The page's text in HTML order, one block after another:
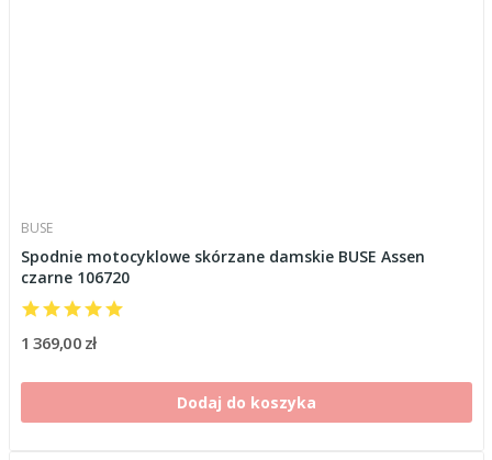
BUSE
Spodnie motocyklowe skórzane damskie BUSE Assen
czarne 106720
1 369,00 zł
Dodaj do koszyka